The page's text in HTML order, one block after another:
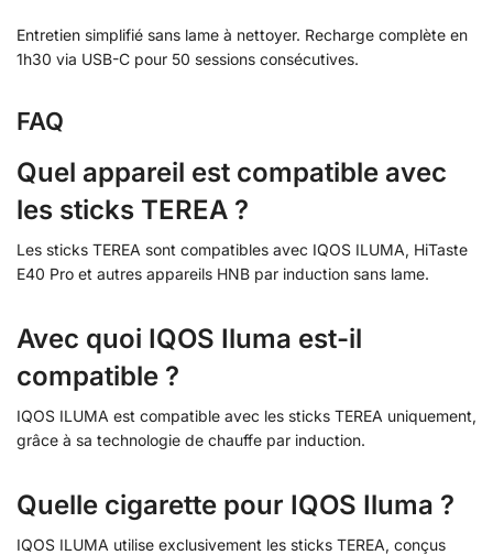
Entretien simplifié sans lame à nettoyer. Recharge complète en
1h30 via USB-C pour 50 sessions consécutives.
FAQ
Quel appareil est compatible avec
les sticks TEREA ?
Les sticks TEREA sont compatibles avec IQOS ILUMA, HiTaste
E40 Pro et autres appareils HNB par induction sans lame.
Avec quoi IQOS Iluma est-il
compatible ?
IQOS ILUMA est compatible avec les sticks TEREA uniquement,
grâce à sa technologie de chauffe par induction.
Quelle cigarette pour IQOS Iluma ?
IQOS ILUMA utilise exclusivement les sticks TEREA, conçus